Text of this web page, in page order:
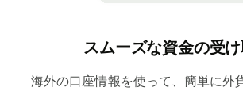
スムーズな資金の受け
海外の口座情報を使って、簡単に外